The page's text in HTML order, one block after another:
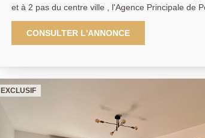
et à 2 pas du centre ville , l'Agence Principale de Poissy vous
propose ce bel appartement de 78m2 dans une
humaine et de caractère. Il se compose d'une
salon, une cuisine indépendante aménagée et
salle de bains, un WC indépendant. Deux caves et une place de
parking sécurisée sont également rattachés à ce
pas manquer ! (collaborateur salarié J.A)
CONSULTER L'ANNONCE
EXCLUSIF